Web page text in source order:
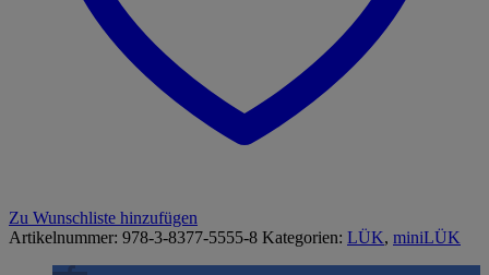
Zu Wunschliste hinzufügen
Artikelnummer: 978-3-8377-5555-8 Kategorien: LÜK, miniLÜK